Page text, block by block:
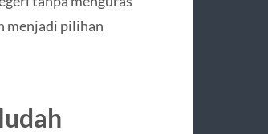
menjadi pilihan